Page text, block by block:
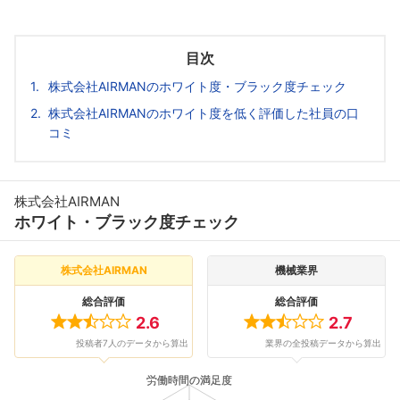
目次
株式会社AIRMANのホワイト度・ブラック度チェック
株式会社AIRMANのホワイト度を低く評価した社員の口
コミ
株式会社AIRMAN
ホワイト・ブラック度チェック
株式会社AIRMAN
総合評価
2.6
投稿者7人のデータから算出
機械業界
総合評価
2.7
業界の全投稿データから算出